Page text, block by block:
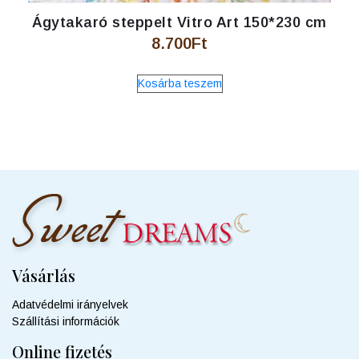
Ágytakaró steppelt Vitro Art 150*230 cm
8.700Ft
Kosárba teszem
Vásárlás
Adatvédelmi irányelvek
Szállítási információk
Online fizetés